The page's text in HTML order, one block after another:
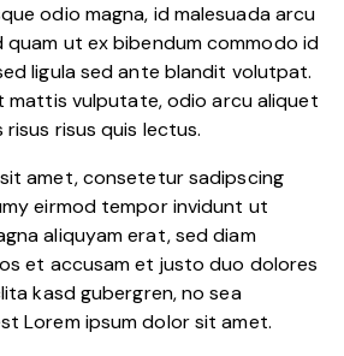
odio magna, id malesuada arcu
quam ut ex bibendum commodo id
ligula sed ante blandit volutpat.
mattis vulputate, odio arcu aliquet
risus quis lectus.
amet, consetetur sadipscing
eirmod tempor invidunt ut
aliquyam erat, sed diam
et accusam et justo duo dolores
kasd gubergren, no sea
Lorem ipsum dolor sit amet.